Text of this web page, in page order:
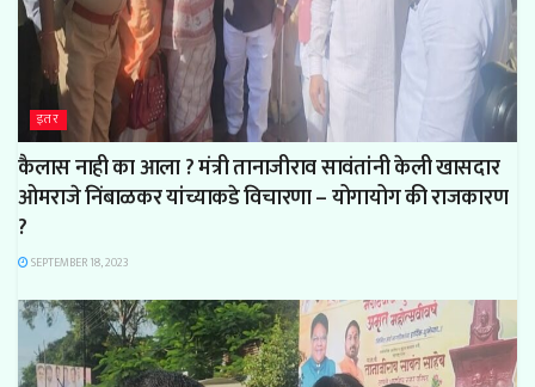
इतर
कैलास नाही का आला ? मंत्री तानाजीराव सावंतांनी केली खासदार
ओमराजे निंबाळकर यांच्याकडे विचारणा – योगायोग की राजकारण
?
SEPTEMBER 18, 2023